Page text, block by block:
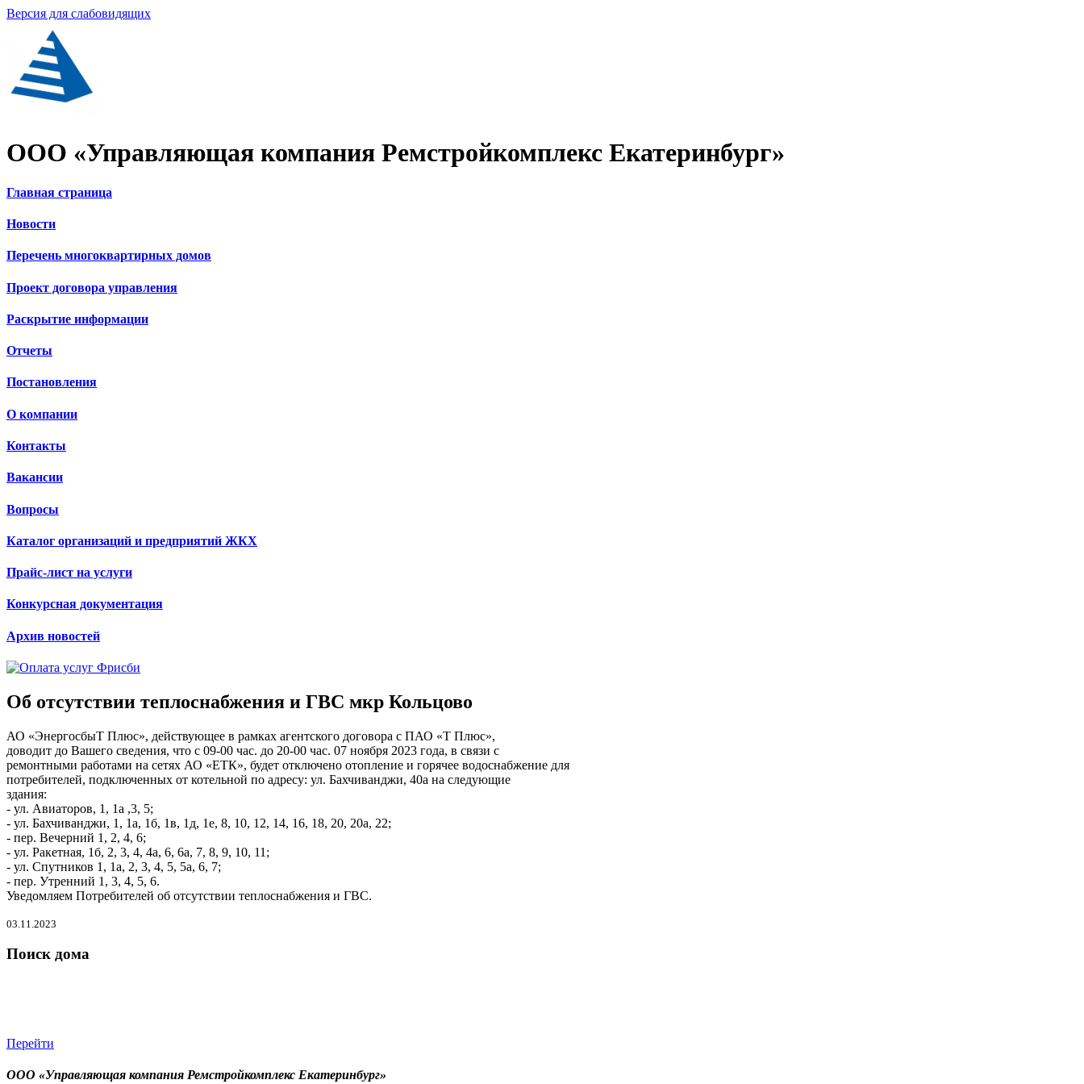
Версия для слабовидящих
ООО «Управляющая компания Ремстройкомплекс Екатеринбург»
Главная страница
Новости
Перечень многоквартирных домов
Проект договора управления
Раскрытие информации
Отчеты
Постановления
О компании
Контакты
Вакансии
Вопросы
Каталог организаций и предприятий ЖКХ
Прайс-лист на услуги
Конкурсная документация
Архив новостей
Об отсутствии теплоснабжения и ГВС мкр Кольцово
АО «ЭнергосбыТ Плюс», действующее в рамках агентского договора с ПАО «Т Плюс»,
доводит до Вашего сведения, что с 09-00 час. до 20-00 час. 07 ноября 2023 года, в связи с
ремонтными работами на сетях АО «ЕТК», будет отключено отопление и горячее водоснабжение для
потребителей, подключенных от котельной по адресу: ул. Бахчиванджи, 40а на следующие
здания:
- ул. Авиаторов, 1, 1а ,3, 5;
- ул. Бахчиванджи, 1, 1а, 1б, 1в, 1д, 1е, 8, 10, 12, 14, 16, 18, 20, 20а, 22;
- пер. Вечерний 1, 2, 4, 6;
- ул. Ракетная, 1б, 2, 3, 4, 4а, 6, 6а, 7, 8, 9, 10, 11;
- ул. Спутников 1, 1а, 2, 3, 4, 5, 5а, 6, 7;
- пер. Утренний 1, 3, 4, 5, 6.
Уведомляем Потребителей об отсутствии теплоснабжения и ГВС.
03.11.2023
Поиск дома
Перейти
ООО «Управляющая компания Ремстройкомплекс Екатеринбург»